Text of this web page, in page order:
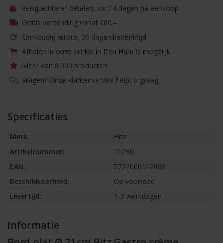
Veilig achteraf betalen, tot 14 dagen na aankoop
Gratis verzending vanaf €60,=
Eenvoudig retour, 30 dagen bedenktijd
Afhalen in onze winkel in Den Ham is mogelijk
Meer dan 8.000 producten
Vragen? Onze klantenservice helpt u graag
Specificaties
Merk:
Bitz
Artikelnummer:
11280
EAN:
5722000112808
Beschikbaarheid:
Op voorraad
Levertijd:
1-3 werkdagen
Informatie